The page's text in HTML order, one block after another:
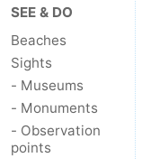
SEE & DO
Beaches
Sights
- Museums
- Monuments
- Observation
points